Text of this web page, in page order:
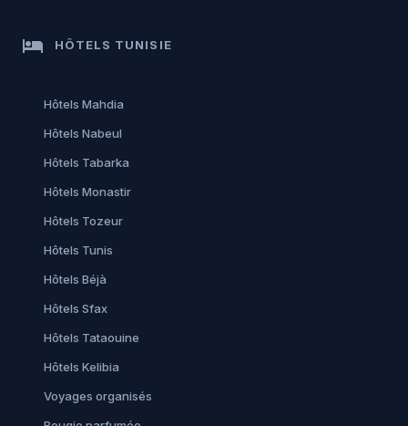
hotel HÔTELS TUNISIE
Hôtels Mahdia
Hôtels Nabeul
Hôtels Tabarka
Hôtels Monastir
Hôtels Tozeur
Hôtels Tunis
Hôtels Béjà
Hôtels Sfax
Hôtels Tataouine
Hôtels Kelibia
Voyages organisés